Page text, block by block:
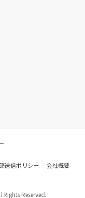
送信ポリシー
会社概要
Reserved.